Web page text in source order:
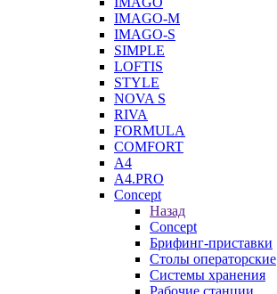
IMAGO-M
IMAGO-S
SIMPLE
LOFTIS
STYLE
NOVA S
RIVA
FORMULA
COMFORT
A4
A4.PRO
Concept
Назад
Concept
Брифинг-приставки
Столы операторские
Системы хранения
Рабочие станции